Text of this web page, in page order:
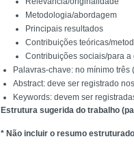
Metodologia/abordagem
Principais resultados
Contribuições teóricas/
Contribuições sociais/para a
Palavras-chave: no mínimo três
Abstract: deve ser registrado
Keywords: devem ser
Estrutura sugerida do trabalho
* Não incluir o resumo